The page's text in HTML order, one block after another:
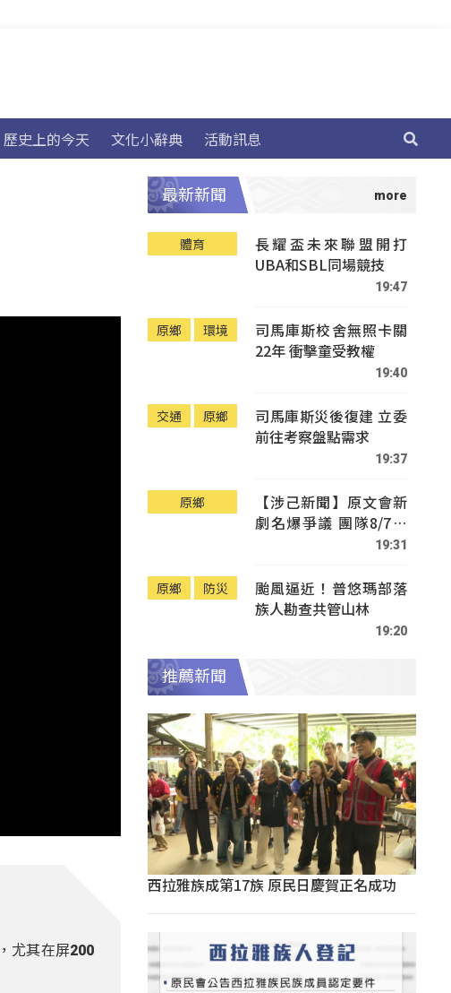
歷史上的今天 文化小辭典 活動訊息
尤其在屏200
最新新聞
體育
長耀盃未來聯盟開打
UBA和SBL同場競技
19:47
原鄉 環境
司馬庫斯校舍無照卡關
22年 衝擊童受教權
19:40
交通 原鄉
司馬庫斯災後復建 立委
前往考察盤點需求
19:37
原鄉
【涉己新聞】原文會新
劇名爆爭議 團隊8/7赴
19:31
原鄉 防災
颱風逼近！普悠瑪部落
族人勘查共管山林
19:20
推薦新聞
西拉雅族成第17族 原民日慶賀正名成功